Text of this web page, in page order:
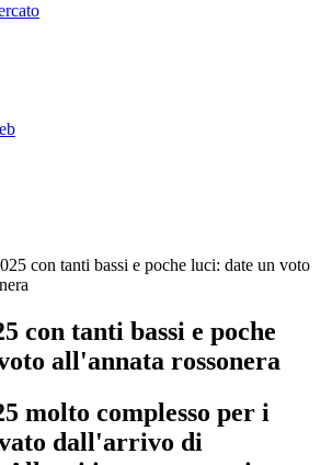
con tanti bassi e poche luci: date un voto
con tanti bassi e poche
all'annata rossonera
molto complesso per i
dall'arrivo di